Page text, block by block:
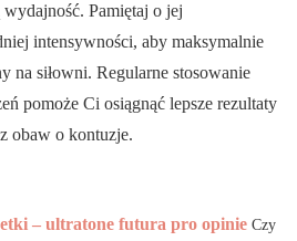
Pamiętaj o jej
intensywności, aby maksymalnie
na siłowni. Regularne stosowanie
pomoże Ci osiągnąć lepsze rezultaty
obaw o kontuzje.
– ultratone futura pro opinie Czy